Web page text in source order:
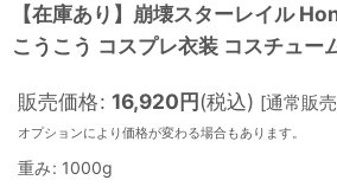
【在庫あり】崩壊スターレイル
こうこう コスプレ衣装 コスチュ
販売価格: 16,920円(税込) [通常販
オプションにより価格が変わる場合もあります。
重み: 1000g